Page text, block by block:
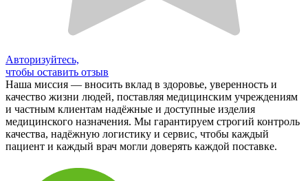
Авторизуйтесь,
чтобы оставить отзыв
Наша миссия — вносить вклад в здоровье, уверенность и
качество жизни людей, поставляя медицинским учреждениям
и частным клиентам надёжные и доступные изделия
медицинского назначения. Мы гарантируем строгий контроль
качества, надёжную логистику и сервис, чтобы каждый
пациент и каждый врач могли доверять каждой поставке.